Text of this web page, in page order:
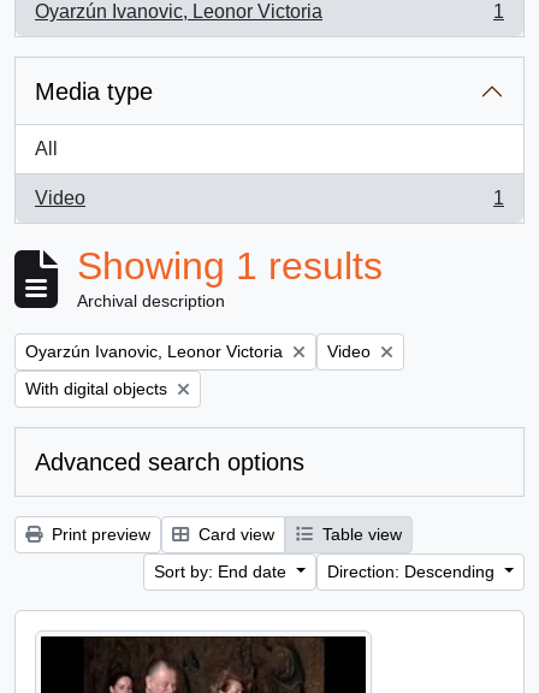
Oyarzún Ivanovic, Leonor Victoria
, 1 results
1
Media type
All
Video
, 1 results
1
Showing 1 results
Archival description
Remove filter:
Oyarzún Ivanovic, Leonor Victoria Remove filter:
Video
Remove filter:
With digital objects
Advanced search options
Print preview Card view
Table view
Sort by: End date
Direction: Descending